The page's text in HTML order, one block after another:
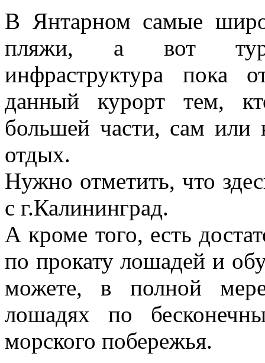
В Янтарном самые
пляжи, а вот
инфраструктура пока
данный курорт тем,
большей части, сам
отдых.
Нужно отметить, что
с г.Калининград.
А кроме того, есть
по прокату лошадей и
можете, в полной
лошадях по
морского побережья.